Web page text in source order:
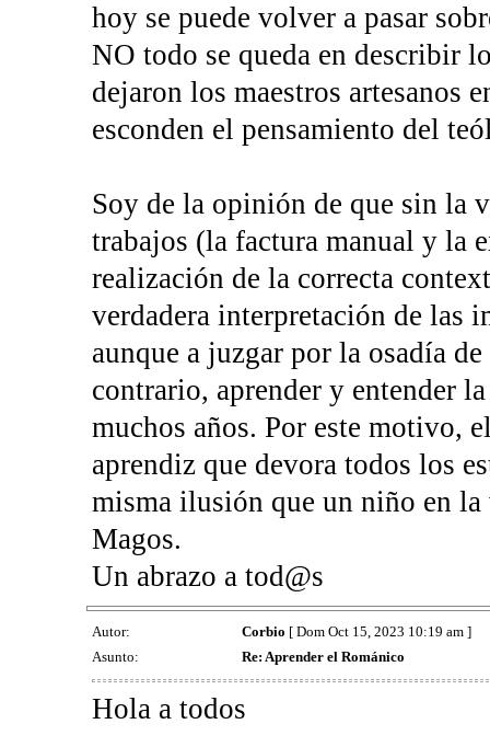
hoy se puede volver a pasar
NO todo se queda en describir
dejaron los maestros artesanos
esconden el pensamiento del
Soy de la opinión de que sin la
trabajos (la factura manual y la
realización de la correcta
verdadera interpretación de las
aunque a juzgar por la osadía
contrario, aprender y entender
muchos años. Por este motivo,
aprendiz que devora todos los
misma ilusión que un niño en la
Magos.
Un abrazo a tod@s
Autor: Corbio [ Dom Oct 15, 2023 10:19 am ]
Asunto:
Re: Aprender el Románico
Hola a todos